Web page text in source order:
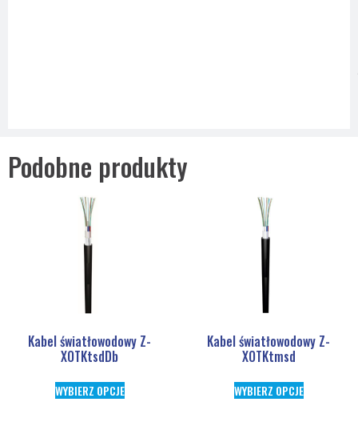
Podobne produkty
Kabel światłowodowy Z-
XOTKtsdDb
WYBIERZ OPCJE
Kabel światłowodowy Z-
XOTKtmsd
WYBIERZ OPCJE